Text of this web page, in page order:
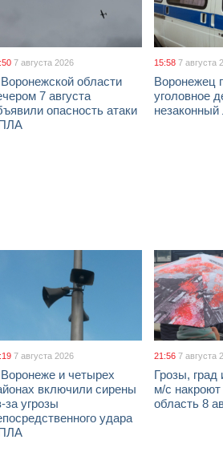
7 августа 2026
области
7 августа
опасность атаки
15:58 7 августа
Воронежец
уголовное
7 августа 2026
и четырех
включили сирены
за угрозы
удара
21:56 7 августа
Грозы, град
м/с
область 8